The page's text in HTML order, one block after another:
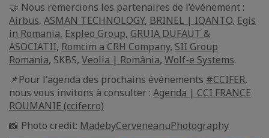
🤝 Nous remercions les partenaires de l’événement :
Airbus, ASMAN TECHNOLOGY, BRINEL | IQANTO, Egis
in Romania, Expleo Group, GRUIA DUFAUT &
ASOCIATII, Romcim a CRH Company, SII Group
Romania, SKBS, Veolia | România, Wolf-e Systems.
📌Pour l'agenda des prochains événements #CCIFER,
nous vous invitons à consulter : Agenda | CCI FRANCE
ROUMANIE (ccifer.ro)
📸 Photo credit: MadebyCerveneanuPhotography